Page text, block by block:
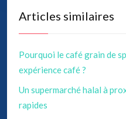
Articles similaires
Pourquoi le café grain de
expérience café ?
Un supermarché halal à
rapides